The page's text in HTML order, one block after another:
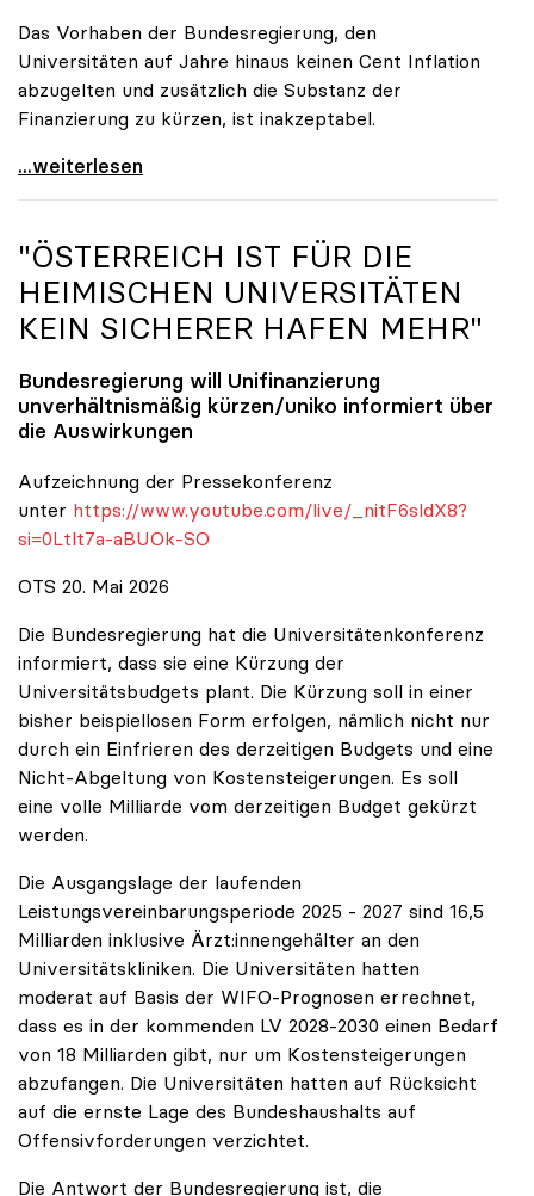
Das Vorhaben der Bundesregierung, den
Universitäten auf Jahre hinaus keinen Cent Inflation
abzugelten und zusätzlich die Substanz der
Finanzierung zu kürzen, ist inakzeptabel.
#UnisRetten Warum es sich zu demonstrieren lohnt
...weiterlesen
"ÖSTERREICH IST FÜR DIE
HEIMISCHEN UNIVERSITÄTEN
KEIN SICHERER HAFEN MEHR"
Bundesregierung will Unifinanzierung
unverhältnismäßig kürzen/uniko informiert über
die Auswirkungen
Aufzeichnung der Pressekonferenz
unter https://www.youtube.com/live/_nitF6sldX8?
si=0Ltlt7a-aBUOk-SO
OTS 20. Mai 2026
Die Bundesregierung hat die Universitätenkonferenz
informiert, dass sie eine Kürzung der
Universitätsbudgets plant. Die Kürzung soll in einer
bisher beispiellosen Form erfolgen, nämlich nicht nur
durch ein Einfrieren des derzeitigen Budgets und eine
Nicht-Abgeltung von Kostensteigerungen. Es soll
eine volle Milliarde vom derzeitigen Budget gekürzt
werden.
Die Ausgangslage der laufenden
Leistungsvereinbarungsperiode 2025 - 2027 sind 16,5
Milliarden inklusive Ärzt:innengehälter an den
Universitätskliniken. Die Universitäten hatten
moderat auf Basis der WIFO-Prognosen errechnet,
dass es in der kommenden LV 2028-2030 einen Bedarf
von 18 Milliarden gibt, nur um Kostensteigerungen
abzufangen. Die Universitäten hatten auf Rücksicht
auf die ernste Lage des Bundeshaushalts auf
Offensivforderungen verzichtet.
Die Antwort der Bundesregierung ist, die